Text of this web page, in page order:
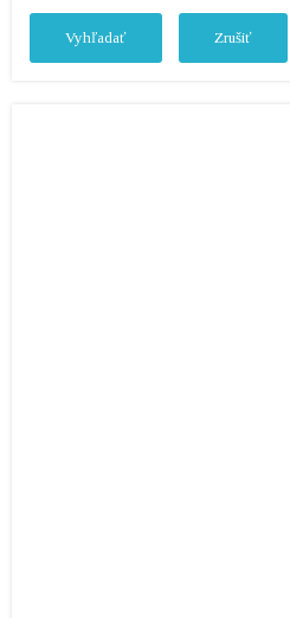
Vyhľadať Zrušiť